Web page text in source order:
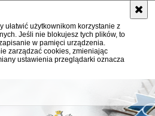
ułatwić użytkownikom korzystanie z
Jeśli nie blokujesz tych plików, to
w pamięci urządzenia.
zarządzać cookies, zmieniając
ustawienia przeglądarki oznacza